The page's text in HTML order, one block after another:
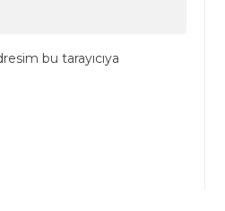
bu tarayıcıya